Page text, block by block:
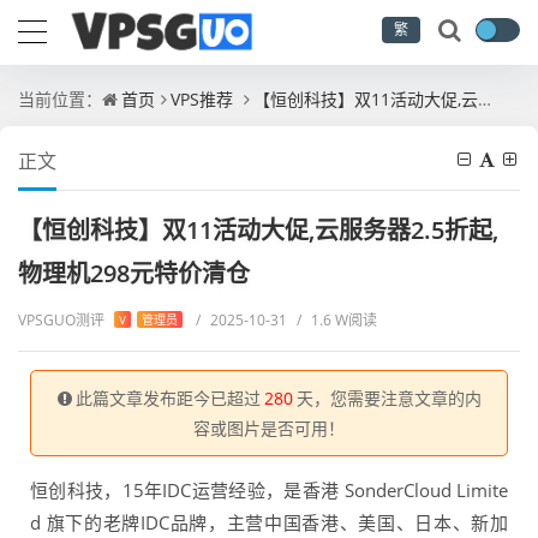
繁
当前位置： 首页 VPS推荐 【恒创科技】双11活动大促,云服务器2.5折起,物理机298元特价清仓
正文
【恒创科技】双11活动大促,云服务器2.5折起,
物理机298元特价清仓
VPSGUO测评 V 管理员 / 2025-10-31 / 1.6 W阅读
此篇文章发布距今已超过 280 天，您需要注意文章的内
容或图片是否可用！
恒创科技，15年IDC运营经验，是香港 SonderCloud Limite
d 旗下的老牌IDC品牌，主营中国香港、美国、日本、新加